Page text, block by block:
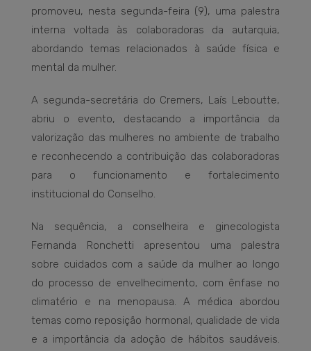
promoveu, nesta segunda-feira (9), uma palestra
interna voltada às colaboradoras da autarquia,
abordando temas relacionados à saúde física e
mental da mulher.
A segunda-secretária do Cremers, Laís Leboutte,
abriu o evento, destacando a importância da
valorização das mulheres no ambiente de trabalho
e reconhecendo a contribuição das colaboradoras
para o funcionamento e fortalecimento
institucional do Conselho.
Na sequência, a conselheira e ginecologista
Fernanda Ronchetti apresentou uma palestra
sobre cuidados com a saúde da mulher ao longo
do processo de envelhecimento, com ênfase no
climatério e na menopausa. A médica abordou
temas como reposição hormonal, qualidade de vida
e a importância da adoção de hábitos saudáveis.